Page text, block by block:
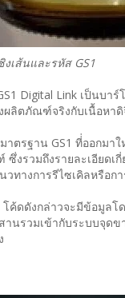
งเส้นและรหัส GS1
Digital Link เป็นบา
ผลิตภัณฑ์จริงกับเนื้อหาดิ
มาตรฐาน GS1 ที่่ออกม
งรวมถึงรายละเอียดเ
วทางการรีไซเคิลหรือ
ค้ดดังกล่าวจะมีข้อมูลโ
านรวมเข้ากับระบบจุด